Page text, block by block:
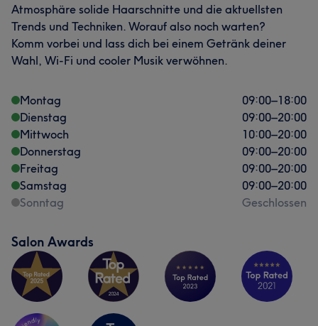
Atmosphäre solide Haarschnitte und die aktuellsten
Trends und Techniken. Worauf also noch warten?
Komm vorbei und lass dich bei einem Getränk deiner
Wahl, Wi-Fi und cooler Musik verwöhnen.
Montag 09:00–18:00
Dienstag
09:00–20:00
Mittwoch
10:00–20:00
Donnerstag
09:00–20:00
Freitag
09:00–20:00
Samstag
09:00–20:00
Sonntag
Geschlossen
Salon Awards